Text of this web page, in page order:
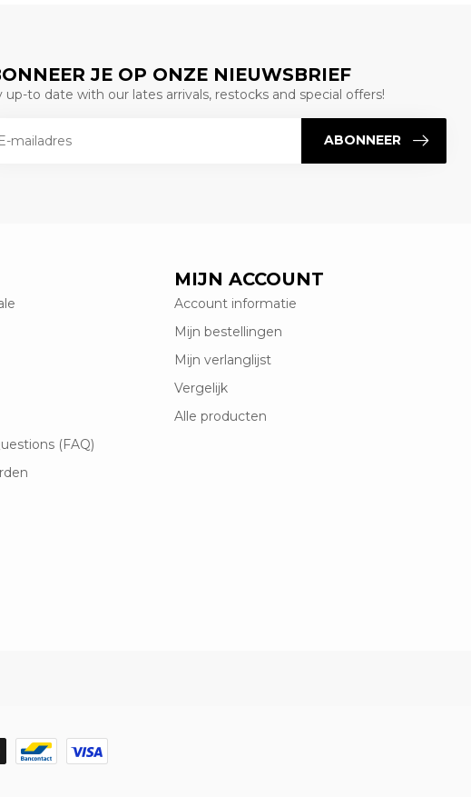
JE OP ONZE NIEUWSBRIEF
up-to date with our lates arrivals, restocks and special offers!
ABONNEER
(FAQ)
MIJN ACCOUNT
Account informatie
Mijn bestellingen
Mijn verlanglijst
Vergelijk
Alle producten